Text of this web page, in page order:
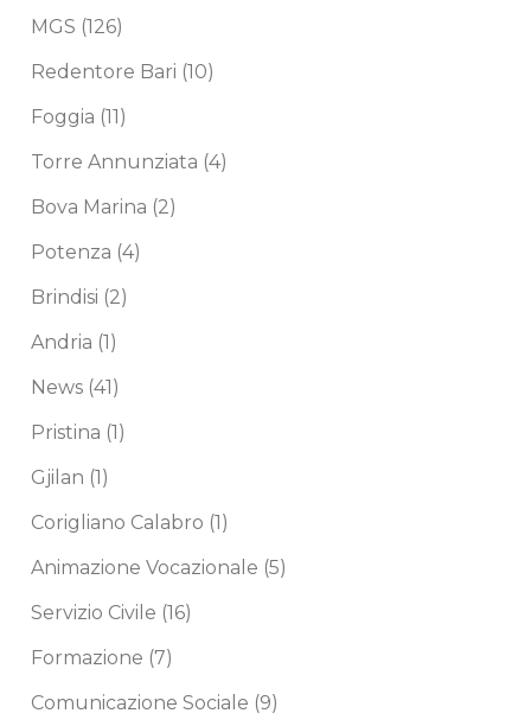
MGS (126)
Redentore Bari (10)
Foggia (11)
Torre Annunziata (4)
Bova Marina (2)
Potenza (4)
Brindisi (2)
Andria (1)
News (41)
Pristina (1)
Gjilan (1)
Corigliano Calabro (1)
Animazione Vocazionale (5)
Servizio Civile (16)
Formazione (7)
Comunicazione Sociale (9)